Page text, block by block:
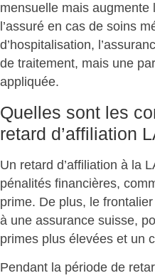
mensuelle mais
l’assuré en cas de soins
d’hospitalisation,
de traitement, mais une
appliquée.
Quelles sont les
retard d’affiliation
Un retard d’affiliation à la
pénalités financières,
prime. De plus, le
à une assurance suisse,
primes plus élevées et un
Pendant la période de